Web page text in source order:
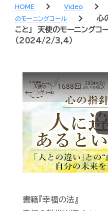
HOME chevron_right Video chevron_right
のモーニングコール
chevron_right
心
こと」 天使のモーニング
（2024/2/3,4）
書籍『幸福の法』